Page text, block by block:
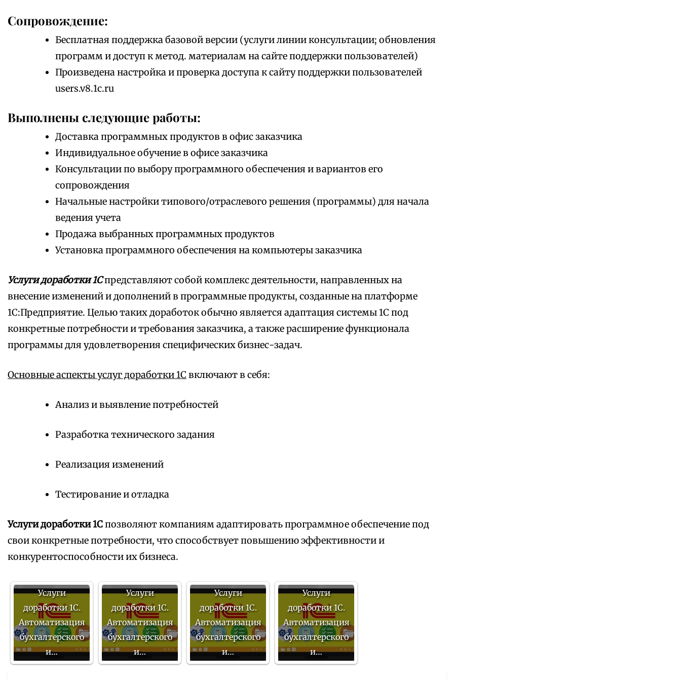
Сопровождение:
Бесплатная поддержка базовой версии (услуги линии консультации; обновления
программ и доступ к метод. материалам на сайте поддержки пользователей)
Произведена настройка и проверка доступа к сайту поддержки пользователей
users.v8.1c.ru
Выполнены следующие работы:
Доставка программных продуктов в офис заказчика
Индивидуальное обучение в офисе заказчика
Консультации по выбору программного обеспечения и вариантов его
сопровождения
Начальные настройки типового/отраслевого решения (программы) для начала
ведения учета
Продажа выбранных программных продуктов
Установка программного обеспечения на компьютеры заказчика
Услуги доработки 1Спредставляют собой комплекс деятельности, направленных на
внесение изменений и дополнений в программные продукты, созданные на платформе
1С:Предприятие. Целью таких доработок обычно является адаптация системы 1С под
конкретные потребности и требования заказчика, а также расширение функционала
программы для удовлетворения специфических бизнес-задач.
Основные аспекты услуг доработки 1С включают в себя:
Анализ и выявление потребностей
Разработка технического задания
Реализация изменений
Тестирование и отладка
Услуги доработки 1Спозволяют компаниям адаптировать программное обеспечение под
свои конкретные потребности, что способствует повышению эффективности и
конкурентоспособности их бизнеса.
Услуги
доработки 1С.
Автоматизация
бухгалтерского
и…
Услуги
доработки 1С.
Автоматизация
бухгалтерского
и…
Услуги
доработки 1С.
Автоматизация
бухгалтерского
и…
Услуги
доработки 1С.
Автоматизация
бухгалтерского
и…